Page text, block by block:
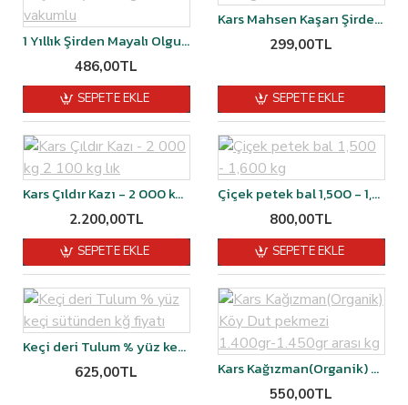
1 Yıllık Şirden Mayalı Olgunlaştırılmış Malakan Kaşar Peyniri 1 kg vakumlu
486,00TL
SEPETE EKLE
Kars Mahsen Kaşarı Şirden Mayalı 2 YILLIK 500 gr
299,00TL
SEPETE EKLE
Kars Çıldır Kazı - 2 000 kg 2 100 kg lık
2.200,00TL
SEPETE EKLE
Çiçek petek bal 1,500 - 1,600 kg
800,00TL
SEPETE EKLE
Keçi deri Tulum % yüz keçi sütünden kğ fiyatı
625,00TL Kars Kağızman(Organik) Köy Dut pekmezi 1.400gr-1.450gr arası kg
550,00TL